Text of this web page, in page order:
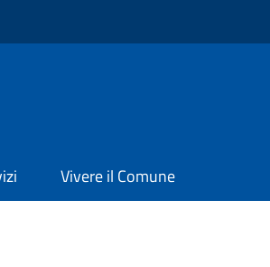
Vivere il Comune